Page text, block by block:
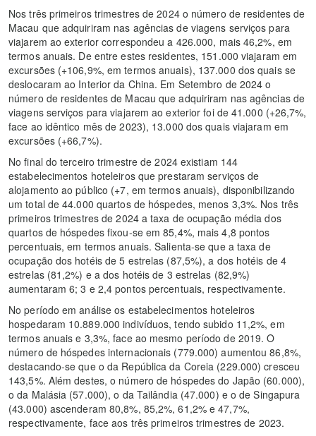
Nos três primeiros trimestres de 2024 o número de residentes de
Macau que adquiriram nas agências de viagens serviços para
viajarem ao exterior correspondeu a 426.000, mais 46,2%, em
termos anuais. De entre estes residentes, 151.000 viajaram em
excursões (+106,9%, em termos anuais), 137.000 dos quais se
deslocaram ao Interior da China. Em Setembro de 2024 o
número de residentes de Macau que adquiriram nas agências de
viagens serviços para viajarem ao exterior foi de 41.000 (+26,7%,
face ao idêntico mês de 2023), 13.000 dos quais viajaram em
excursões (+66,7%).
No final do terceiro trimestre de 2024 existiam 144
estabelecimentos hoteleiros que prestaram serviços de
alojamento ao público (+7, em termos anuais), disponibilizando
um total de 44.000 quartos de hóspedes, menos 3,3%. Nos três
primeiros trimestres de 2024 a taxa de ocupação média dos
quartos de hóspedes fixou-se em 85,4%, mais 4,8 pontos
percentuais, em termos anuais. Salienta-se que a taxa de
ocupação dos hotéis de 5 estrelas (87,5%), a dos hotéis de 4
estrelas (81,2%) e a dos hotéis de 3 estrelas (82,9%)
aumentaram 6; 3 e 2,4 pontos percentuais, respectivamente.
No período em análise os estabelecimentos hoteleiros
hospedaram 10.889.000 indivíduos, tendo subido 11,2%, em
termos anuais e 3,3%, face ao mesmo período de 2019. O
número de hóspedes internacionais (779.000) aumentou 86,8%,
destacando-se que o da República da Coreia (229.000) cresceu
143,5%. Além destes, o número de hóspedes do Japão (60.000),
o da Malásia (57.000), o da Tailândia (47.000) e o de Singapura
(43.000) ascenderam 80,8%, 85,2%, 61,2% e 47,7%,
respectivamente, face aos três primeiros trimestres de 2023.